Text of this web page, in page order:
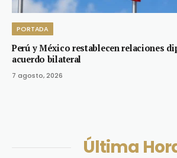
PORTADA
Perú y México restablecen relaciones
acuerdo bilateral
7 agosto, 2026
Última